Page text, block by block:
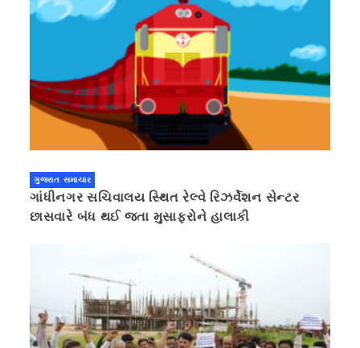
ગુજરાત સમાચાર
ગાંધીનગર સચિવાલય સ્થિત રેલ્વે રિઝર્વેશન સેન્ટર
છાસવારે બંધ થઈ જતા મુસાફરોને હાલાકી